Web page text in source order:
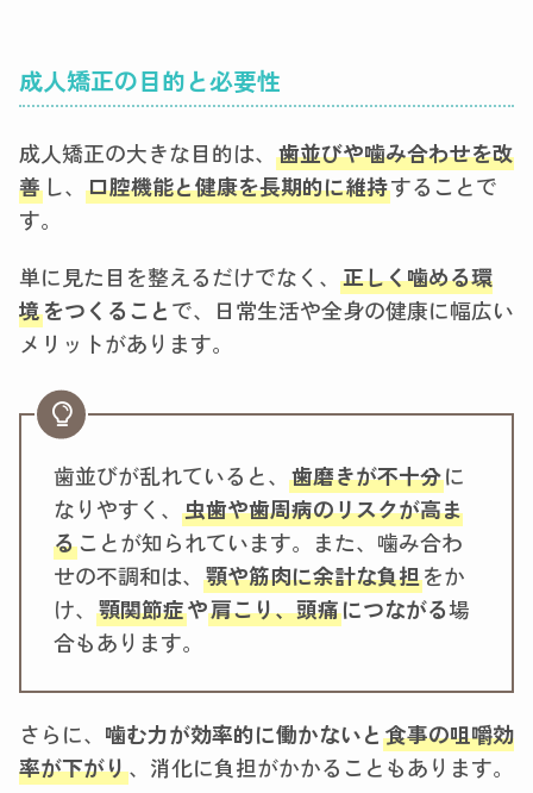
成人矯正の目的と必要性
成人矯正の大きな目的は、 歯並びや噛み合わせを改
善 し、 口腔機能と健康を長期的に維持することで
す。
単に見た目を整えるだけでなく、 正しく噛める環
境をつくることで、日常生活や全身の健康に幅広い
メリットがあります。
歯並びが乱れていると、 歯磨きが不十分に
なりやすく、 虫歯や歯周病のリスクが高ま
ることが知られています。また、噛み合わ
せの不調和は、 顎や筋肉に余計な負担をか
け、 顎関節症や肩こり、頭痛につながる場
合もあります。
さらに、 噛む力が効率的に働かないと 食事の咀嚼効
率が下がり、消化に負担がかかることもあります。